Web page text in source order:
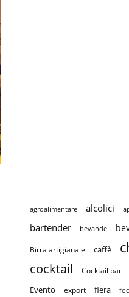
agroalimentare alcolici
bartender bevande
Birra artigianale caffè
cocktail Cocktail bar
Evento export fiera